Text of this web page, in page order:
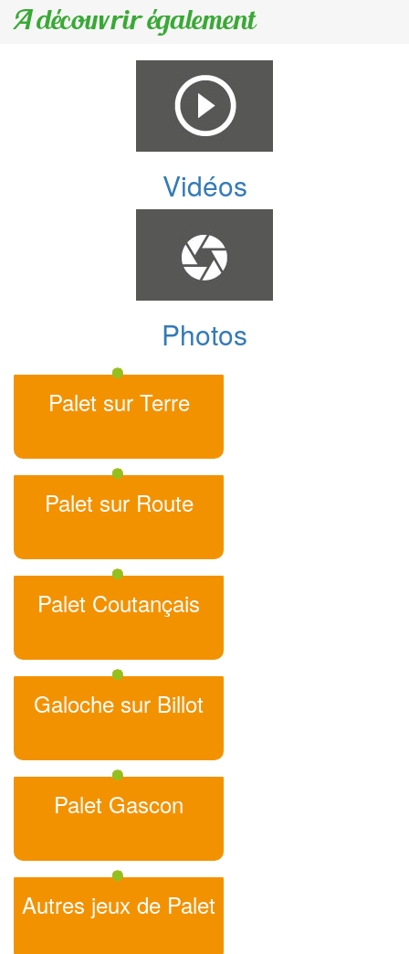
A découvrir également
Vidéos
Photos
Palet sur Terre
Palet sur Route
Palet Coutançais
Galoche sur Billot
Palet Gascon
Autres jeux de Palet